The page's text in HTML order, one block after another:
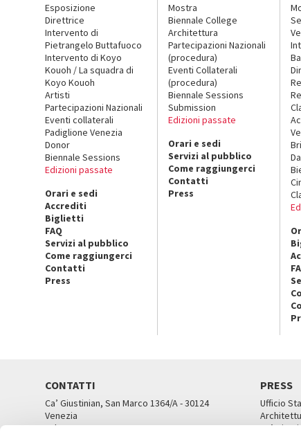
Esposizione
Direttrice
Intervento di
Pietrangelo Buttafuoco
Intervento di Koyo
Kouoh / La squadra di
Koyo Kouoh
Artisti
Partecipazioni Nazionali
Eventi collaterali
Padiglione Venezia
Donor
Biennale Sessions
Edizioni passate
Orari e sedi
Accrediti
Biglietti
FAQ
Servizi al pubblico
Come raggiungerci
Contatti
Press
Mostra
Biennale College
Architettura
Partecipazioni Nazionali
(procedura)
Eventi Collaterali
(procedura)
Biennale Sessions
Submission
Edizioni passate
Orari e sedi
Servizi al pubblico
Come raggiungerci
Contatti
Press
CONTATTI
Ca’ Giustinian, San Marco 1364/A - 30124
Venezia
Tel. 041 5218711
PRESS
Ufficio
Ca’